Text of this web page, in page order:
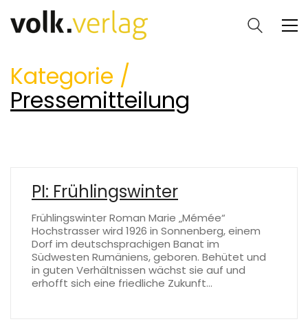
Kategorie /
Pressemitteilung
PI: Frühlingswinter
Frühlingswinter Roman Marie „Mémée“
Hochstrasser wird 1926 in Sonnenberg, einem
Dorf im deutschsprachigen Banat im
Südwesten Rumäniens, geboren. Behütet und
in guten Verhältnissen wächst sie auf und
erhofft sich eine friedliche Zukunft…